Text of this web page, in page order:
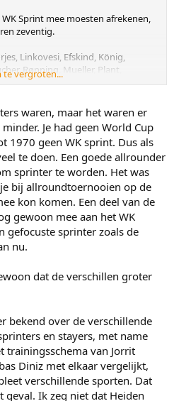
Sprint mee moesten afrekenen,
zeventig.
Linkovesi, Efskind, König,
Rønning, Mueller, Plant,
te vergroten...
waren, maar het waren er
Je had geen World Cup
1970 geen WK sprint. Dus als
te doen. Een goede allrounder
sprinter te worden. Het was
bij allroundtoernooien op de
kon komen. Een deel van de
gewoon mee aan het WK
gefocuste sprinter zoals de
nu.
dat de verschillen groter
bekend over de verschillende
en stayers, met name
trainingsschema van Jorrit
Diniz met elkaar vergelijkt,
verschillende sporten. Dat
Ik zeg niet dat Heiden